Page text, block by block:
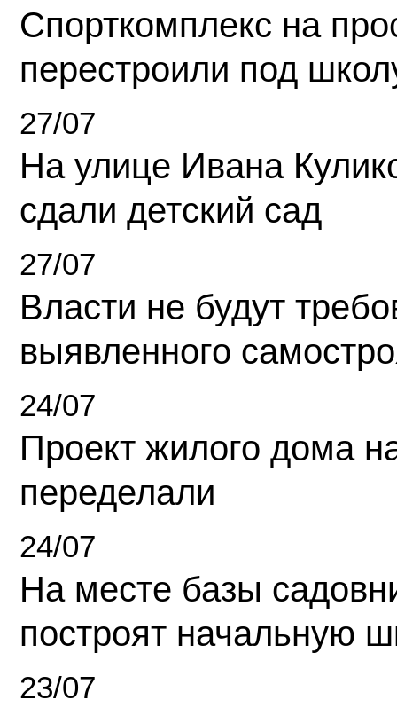
Спорткомплекс на
перестроили под
27/07
На улице Ивана
сдали детский сад
27/07
Власти не будут
выявленного
24/07
Проект жилого дома
переделали
24/07
На месте базы
построят начальную
23/07